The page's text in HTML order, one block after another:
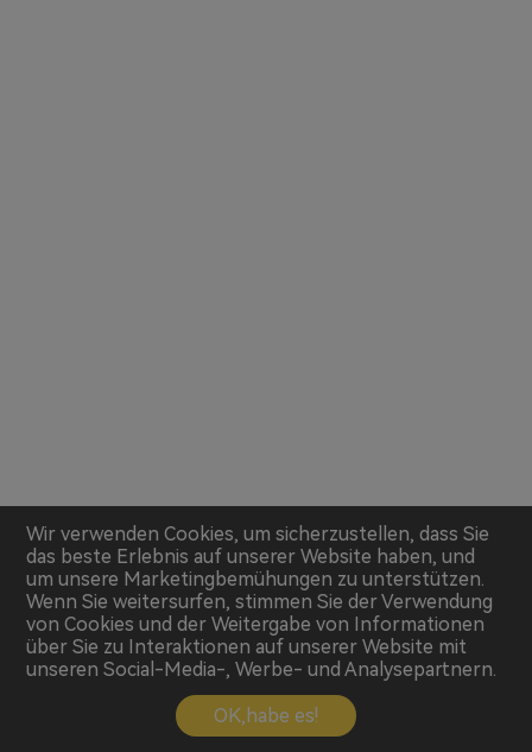
Wir verwenden Cookies, um sicherzustellen, dass Sie
das beste Erlebnis auf unserer Website haben, und
um unsere Marketingbemühungen zu unterstützen.
Wenn Sie weitersurfen, stimmen Sie der Verwendung
von Cookies und der Weitergabe von Informationen
über Sie zu Interaktionen auf unserer Website mit
unseren Social-Media-, Werbe- und Analysepartnern.
OK,habe es!